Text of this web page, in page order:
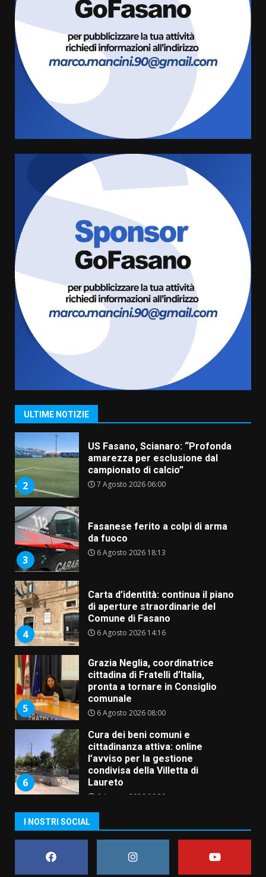
ULTIME NOTIZIE
Fasanese ferito a colpi di arma
da fuoco
6 Agosto 2026 18:13
Carta d’identità: continua il piano
di aperture straordinarie del
Comune di Fasano
cittadina di Fratelli d’Italia,
pronta a tornare in Consiglio
comunale
6 Agosto 2026 08:00
Cura dei beni comuni e
cittadinanza attiva: online
l’avviso per la gestione
condivisa della Villetta di
Laureto
La magia del Minareto e la prima
assoluta de “L’Albergo
Belvedere. Il rapimento”
6 Agosto 2026 06:15
1
“I Contestatori: Musica di
Rivoluzione”: nuovo
appuntamento con “Fasano in
2
US Fasano, Scianaro: “Profonda
amarezza per esclusione dal
campionato di calcio”
7 Agosto 2026 06:00
3
Fasanese ferito a colpi di arma
da fuoco
6 Agosto 2026 18:13
4
Carta d’identità: continua il piano
di aperture straordinarie del
Comune di Fasano
6 Agosto 2026 14:16
5
Grazia Neglia, coordinatrice
cittadina di Fratelli d’Italia,
pronta a tornare in Consiglio
comunale
6 Agosto 2026 08:00
6
Cura dei beni comuni e
cittadinanza attiva: online
l’avviso per la gestione
condivisa della Villetta di
Laureto
6 Agosto 2026 06:20
assoluta de “L’Albergo
Belvedere. Il rapimento”
6 Agosto 2026 06:15
I NOSTRI SOCIAL